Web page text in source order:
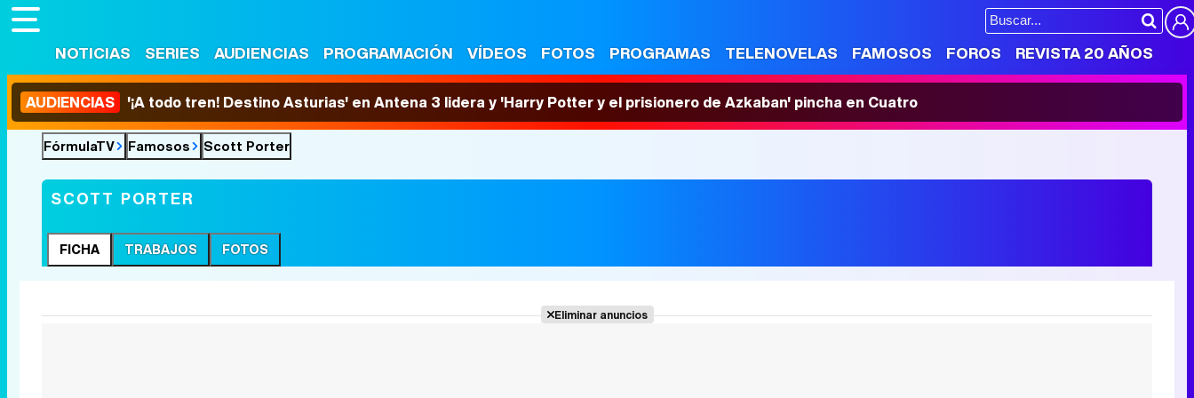
NOTICIAS SERIES AUDIENCIAS PROGRAMACIÓN VÍDEOS FOTOS PROGRAMAS TELENOVELAS FAMOSOS FOROS REVISTA 20 AÑOS
AUDIENCIAS '¡A todo tren! Destino Asturias' en Antena 3 lidera y 'Harry Potter y el prisionero de Azkaban' pincha en Cuatro
FórmulaTV Famosos Scott Porter
SCOTT PORTER
FICHA TRABAJOS FOTOS
Eliminar anuncios